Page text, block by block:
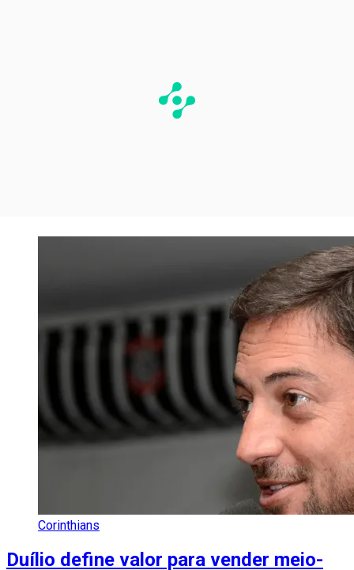
Corinthians
Duílio define valor para vender meio-